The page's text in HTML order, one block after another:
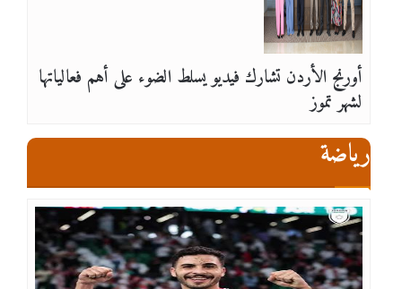
أورنج الأردن تشارك فيديو يسلط الضوء على أهم فعالياتها
لشهر تموز
رياضة